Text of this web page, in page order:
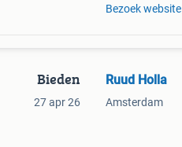
Bezoek website
Bieden
27 apr 26
Ruud Holla
Amsterdam